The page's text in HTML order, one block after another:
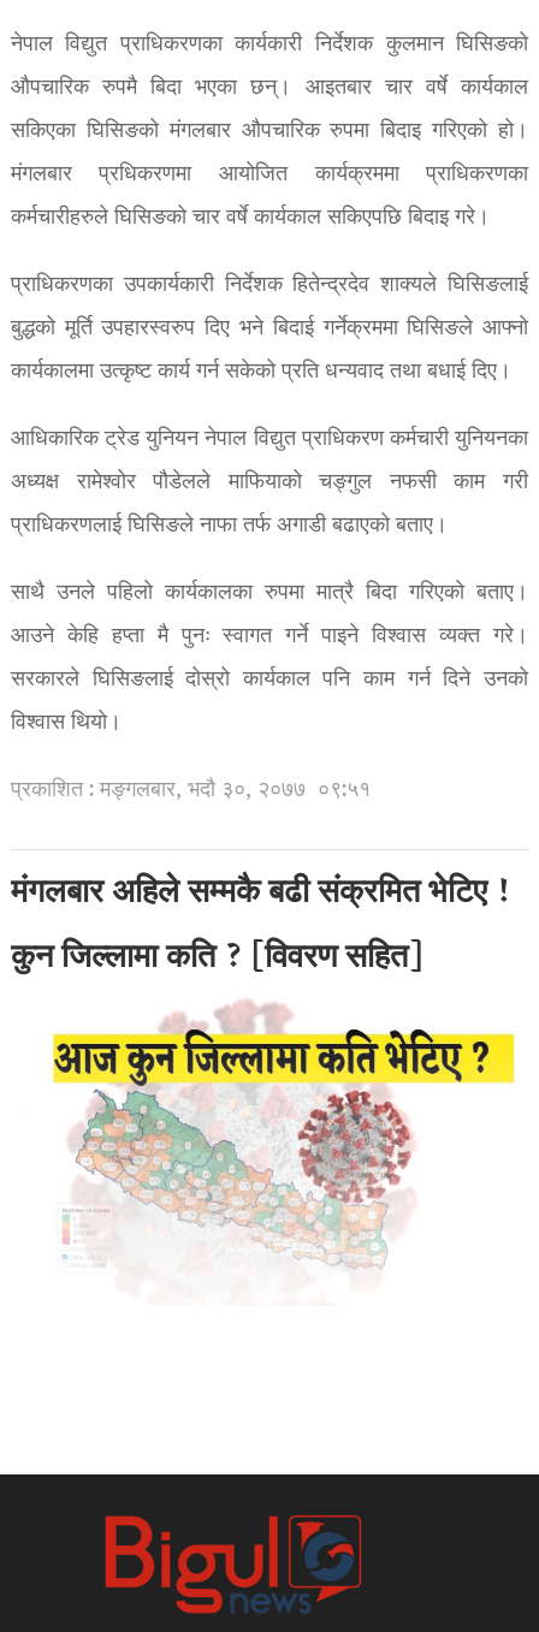
नेपाल विद्युत प्राधिकरणका कार्यकारी निर्देशक कुलमान घिसिङको
औपचारिक रुपमै बिदा भएका छन्। आइतबार चार वर्षे कार्यकाल
सकिएका घिसिङको मंगलबार औपचारिक रुपमा बिदाइ गरिएको हो।
मंगलबार प्रधिकरणमा आयोजित कार्यक्रममा प्राधिकरणका
कर्मचारीहरुले घिसिङको चार वर्षे कार्यकाल सकिएपछि बिदाइ गरे।
प्राधिकरणका उपकार्यकारी निर्देशक हितेन्द्रदेव शाक्यले घिसिङलाई
बुद्धको मूर्ति उपहारस्वरुप दिए भने बिदाई गर्नेक्रममा घिसिङले आफ्नो
कार्यकालमा उत्कृष्ट कार्य गर्न सकेको प्रति धन्यवाद तथा बधाई दिए।
आधिकारिक ट्रेड युनियन नेपाल विद्युत प्राधिकरण कर्मचारी युनियनका
अध्यक्ष रामेश्वोर पौडेलले माफियाको चङ्गुल नफसी काम गरी
प्राधिकरणलाई घिसिङले नाफा तर्फ अगाडी बढाएको बताए।
साथै उनले पहिलो कार्यकालका रुपमा मात्रै बिदा गरिएको बताए।
आउने केहि हप्ता मै पुनः स्वागत गर्ने पाइने विश्वास व्यक्त गरे।
सरकारले घिसिङलाई दोस्रो कार्यकाल पनि काम गर्न दिने उनको
विश्वास थियो।
प्रकाशित : मङ्गलबार, भदौ ३०, २०७७ ०९:५१
मंगलबार अहिले सम्मकै बढी संक्रमित भेटिए !
कुन जिल्लामा कति ? [विवरण सहित]